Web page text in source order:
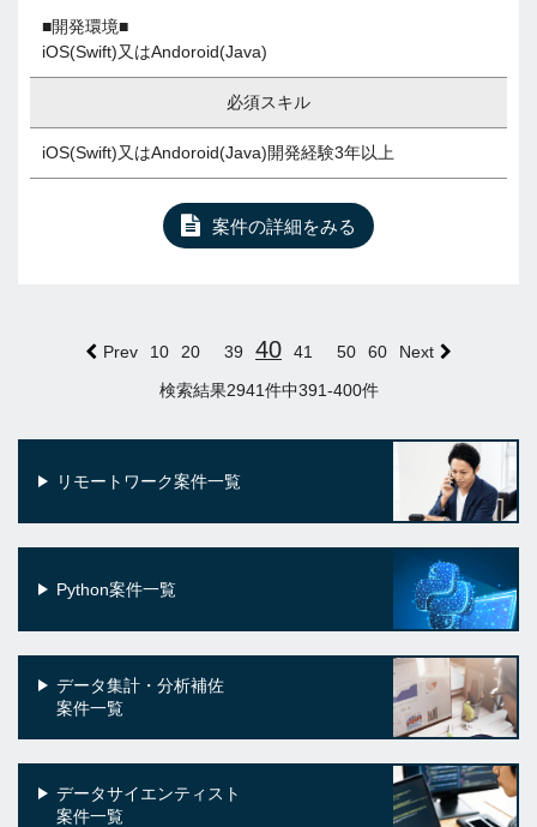
■開発環境■
iOS(Swift)又はAndoroid(Java)
必須スキル
iOS(Swift)又はAndoroid(Java)開発経験3年以上
案件の詳細をみる
Prev 10 20 39 40 41 50 60 Next
検索結果2941件中391-400件
リモートワーク案件一覧
Python案件一覧
データ集計・分析補佐
案件一覧
データサイエンティスト
案件一覧